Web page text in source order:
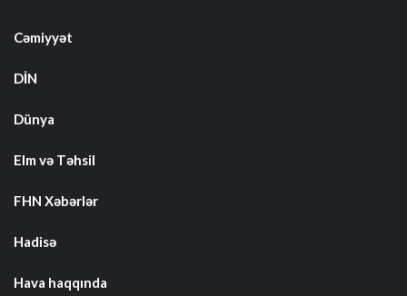
Cəmiyyət
DİN
Dünya
Elm və Təhsil
FHN Xəbərlər
Hadisə
Hava haqqında